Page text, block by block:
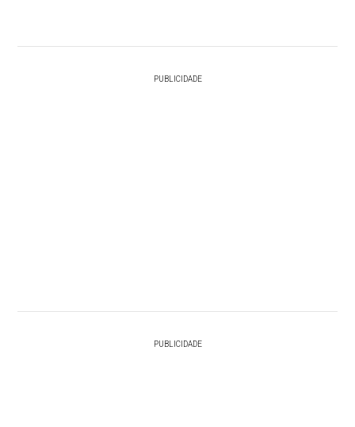
PUBLICIDADE
PUBLICIDADE